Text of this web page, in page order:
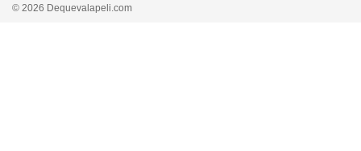
© 2026 Dequevalapeli.com